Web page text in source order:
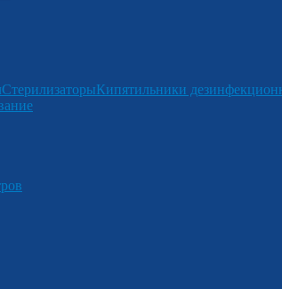
СтерилизаторыКипятильники